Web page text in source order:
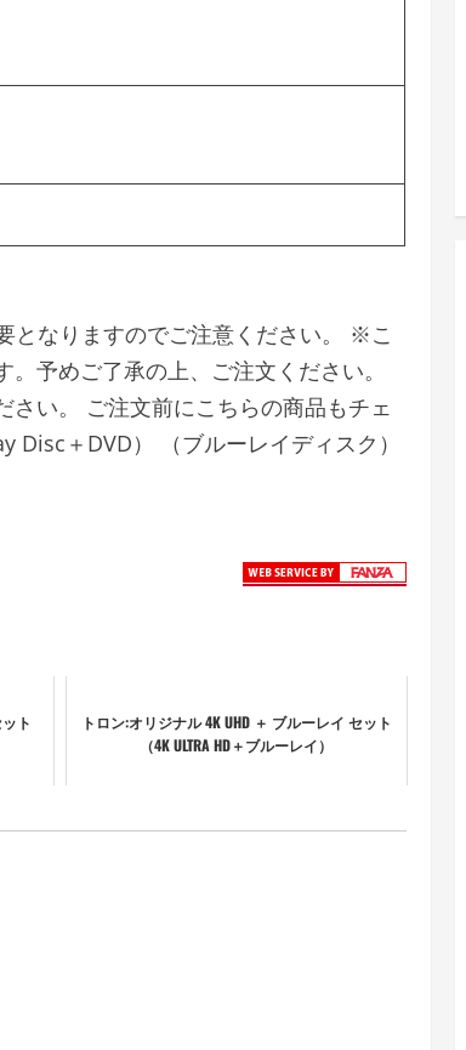
となりますのでご注意ください。 ※こ
予めご了承の上、ご注文ください。
さい。 ご注文前にこちらの商品もチェ
＋DVD） （ブルーレイディスク）
ト
トロン:オリジナル 4K UHD ＋ ブルーレイ セット
（4K ULTRA HD＋ブルーレイ）